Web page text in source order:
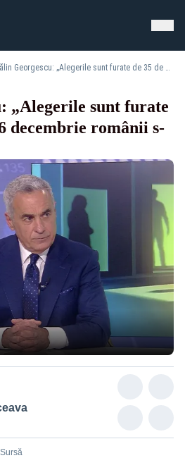
Călin Georgescu: „Alegerile sunt furate de 35 de ani. Pe 6 decembrie românii s-au trezit”
„Alegerile sunt furate
decembrie românii s-
Sursă